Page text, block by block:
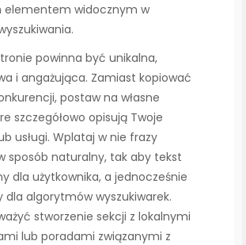
elementem widocznym w
powinna być unikalna,
i angażująca. Zamiast kopiować
postaw na własne
szczegółowo opisują Twoje
usługi. Wplataj w nie frazy
sposób naturalny, tak aby tekst
dla użytkownika, a jednocześnie
dla algorytmów wyszukiwarek.
stworzenie sekcji z lokalnymi
lub poradami związanymi z